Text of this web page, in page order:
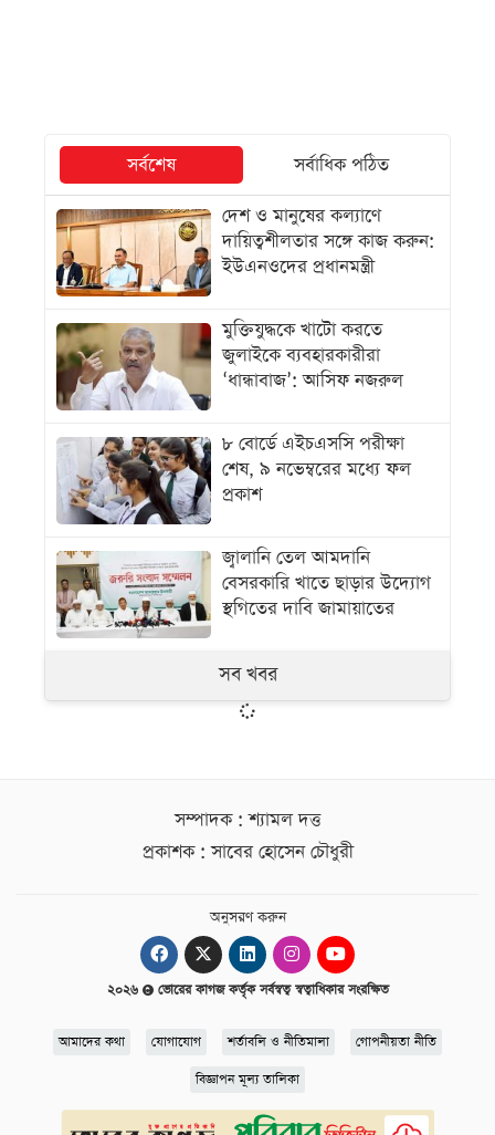
সর্বশেষ
সর্বাধিক পঠিত
দেশ ও মানুষের কল্যাণে
দায়িত্বশীলতার সঙ্গে কাজ করুন:
ইউএনওদের প্রধানমন্ত্রী
মুক্তিযুদ্ধকে খাটো করতে
জুলাইকে ব্যবহারকারীরা
‘ধান্ধাবাজ’: আসিফ নজরুল
৮ বোর্ডে এইচএসসি পরীক্ষা
শেষ, ৯ নভেম্বরের মধ্যে ফল
প্রকাশ
জ্বালানি তেল আমদানি
বেসরকারি খাতে ছাড়ার উদ্যোগ
স্থগিতের দাবি জামায়াতের
সব খবর
সম্পাদক : শ্যামল দত্ত
প্রকাশক : সাবের হোসেন চৌধুরী
অনুসরণ করুন
২০২৬ ভোরের কাগজ কর্তৃক সর্বস্বত্ব স্বত্বাধিকার সংরক্ষিত
আমাদের কথা যোগাযোগ শর্তাবলি ও নীতিমালা গোপনীয়তা নীতি
বিজ্ঞাপন মূল্য তালিকা